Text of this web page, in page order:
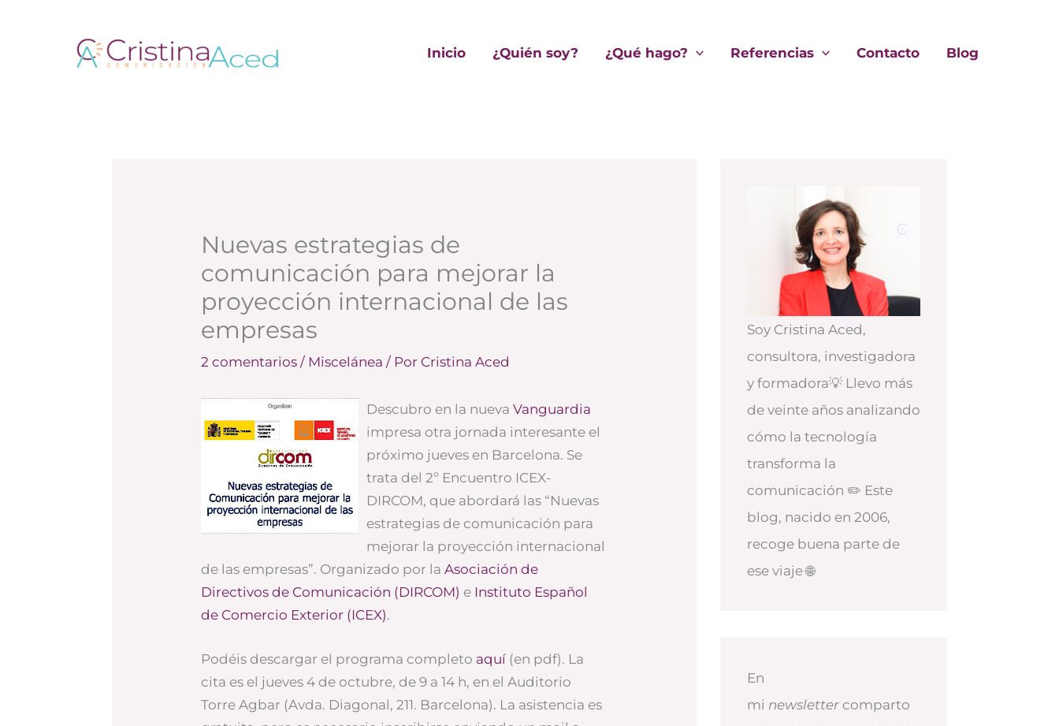
Inicio ¿Quién soy? ¿Qué hago? Referencias Contacto Blog
Nuevas estrategias de
comunicación para mejorar la
proyección internacional de las
empresas
2 comentarios / Miscelánea / Por Cristina Aced
Descubro en la nuevaVanguardia
impresa otra jornada interesante el
próximo jueves en Barcelona. Se
trata del 2º Encuentro ICEX-
DIRCOM, que abordará las “Nuevas
estrategias de comunicación para
mejorar la proyección internacional
de las empresas”. Organizado por laAsociación de
Directivos de Comunicación (DIRCOM) e Instituto Español
de Comercio Exterior (ICEX).
Podéis descargar el programa completo aquí (en pdf). La
cita es el jueves 4 de octubre, de 9 a 14 h, en el Auditorio
Torre Agbar (Avda. Diagonal, 211. Barcelona). La asistencia es
Soy Cristina Aced,
consultora, investigadora
y formadora💡 Llevo más
de veinte años analizando
cómo la tecnología
transforma la
comunicación ✏️ Este
blog, nacido en 2006,
recoge buena parte de
ese viaje 🌐
En
mi newsletter comparto